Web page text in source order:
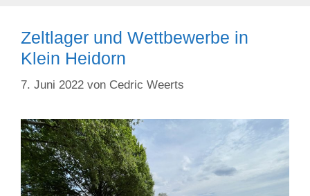
Zeltlager und Wettbewerbe in
Klein Heidorn
7. Juni 2022 von Cedric Weerts